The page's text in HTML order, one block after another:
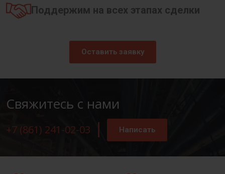
Поддержим на всех этапах сделки
Оставить заявку
Свяжитесь с нами
+7 (861) 241-02-03 Написать